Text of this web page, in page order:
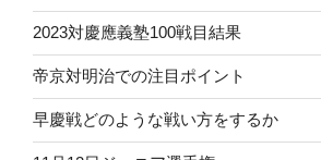
2023対慶應義塾100戦目結果
帝京対明治での注目ポイント
早慶戦どのような戦い方をするか